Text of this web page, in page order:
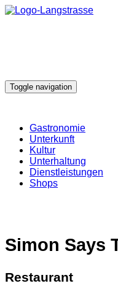
Toggle navigation
Gastronomie
Unterkunft
Kultur
Unterhaltung
Dienstleistungen
Shops
Simon Says
Restaurant